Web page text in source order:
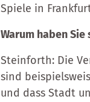
Spiele in
Warum haben
Steinforth: Die
sind
und dass Stadt